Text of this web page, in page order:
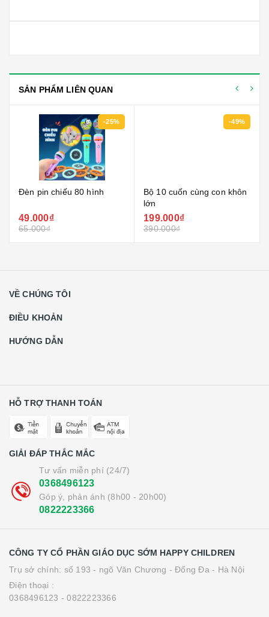
SẢN PHẨM LIÊN QUAN
-25%
Đèn pin chiếu 80 hình
49.000₫
65.000₫
-49%
Bộ 10 cuốn cùng con khôn
lớn
199.000₫
390.000₫
VỀ CHÚNG TÔI
ĐIỀU KHOẢN
HƯỚNG DẪN
HỖ TRỢ THANH TOÁN
GIẢI ĐÁP THẮC MẮC
Tư vấn miễn phí (24/7)
0368496123
Góp ý, phản ánh (8h00 - 20h00)
0822223366
CÔNG TY CỔ PHẦN GIÁO DỤC SỚM HAPPY CHILDREN
Trụ sở chính: số 193 - ngõ Văn Chương - Đống Đa - Hà Nội
Điện thoại :
0368496123 - 0822223366